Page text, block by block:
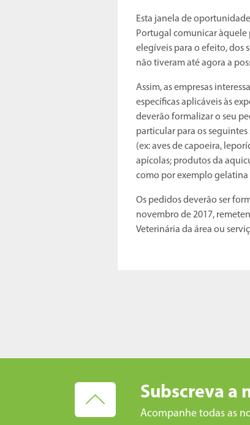
Esta janela de
Portugal comunicar àquele
elegíveis para o efeito, dos
não tiveram até agora a
Assim, as empresas
específicas aplicáveis às
deverão formalizar o seu
particular para os seguintes
(ex: aves de capoeira,
apícolas; produtos da
como por exemplo gelatina
Os pedidos deverão ser
novembro de 2017,
Veterinária da área ou
Subscreva a
Acompanhe todas as